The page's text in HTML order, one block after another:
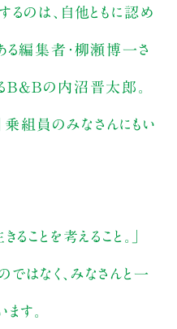
るのは、自他ともに認め
る編集者・柳瀬博一さ
B&Bの内沼晋太郎。
組員のみなさんにもい
ることを考えること。」
はなく、みなさんと一
す。